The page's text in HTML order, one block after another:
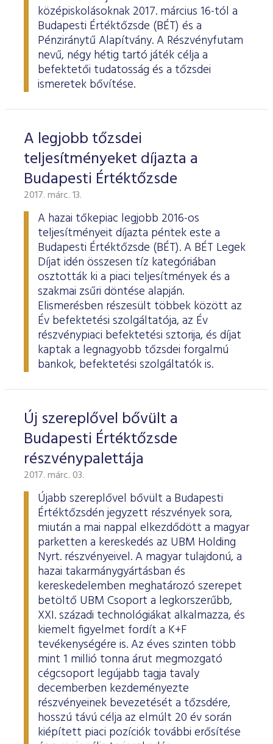
középiskolásoknak 2017. március 16-tól a
Budapesti Értéktőzsde (BÉT) és a
Pénziránytű Alapítvány. A Részvényfutam
nevű, négy hétig tartó játék célja a
befektetői tudatosság és a tőzsdei
ismeretek bővítése.
A legjobb tőzsdei
teljesítményeket díjazta a
Budapesti Értéktőzsde
2017. márc. 13.
A hazai tőkepiac legjobb 2016-os
teljesítményeit díjazta péntek este a
Budapesti Értéktőzsde (BÉT). A BÉT Legek
Díjat idén összesen tíz kategóriában
osztották ki a piaci teljesítmények és a
szakmai zsűri döntése alapján.
Elismerésben részesült többek között az
Év befektetési szolgáltatója, az Év
részvénypiaci befektetési sztorija, és díjat
kaptak a legnagyobb tőzsdei forgalmú
bankok, befektetési szolgáltatók is.
Új szereplővel bővült a
Budapesti Értéktőzsde
részvénypalettája
2017. márc. 03.
Újabb szereplővel bővült a Budapesti
Értéktőzsdén jegyzett részvények sora,
miután a mai nappal elkezdődött a magyar
parketten a kereskedés az UBM Holding
Nyrt. részvényeivel. A magyar tulajdonú, a
hazai takarmánygyártásban és
kereskedelemben meghatározó szerepet
betöltő UBM Csoport a legkorszerűbb,
XXI. századi technológiákat alkalmazza, és
kiemelt figyelmet fordít a K+F
tevékenységére is. Az éves szinten több
mint 1 millió tonna árut megmozgató
cégcsoport legújabb tagja tavaly
decemberben kezdeményezte
részvényeinek bevezetését a tőzsdére,
hosszú távú célja az elmúlt 20 év során
kiépített piaci pozíciók további erősítése